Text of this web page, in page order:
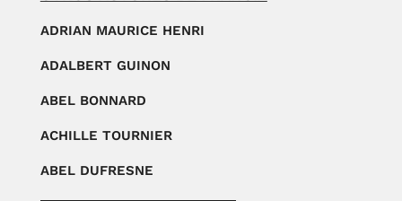
ADRIAN MAURICE HENRI
ADALBERT GUINON
ABEL BONNARD
ACHILLE TOURNIER
ABEL DUFRESNE